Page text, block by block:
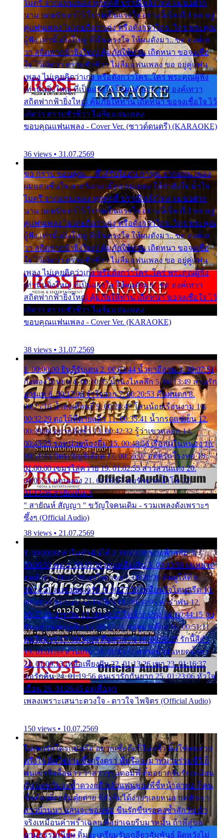
ไมตรี จากแฟนเพลง ทุกทุกที่ ปราณีหลั่งไหล ผมขอฝาก
นาม ยอดรักเอาไว้ โปรดเป็นแรงใจ อย่างนี้เรื่อยไป ขอ อยู่
คู่แฟนเพลง ไม่เคยคิดว่าเก่ง หรือดังกว่าใคร..ใคร พระคุณ
ผู้ฟัง เท่านั้นยิ่งใหญ่ ที่เป็นแรงใจ ให้ผมดังมา.. ขอ องค์เท
วา สถิตฟากฟ้ายิ่งใหญ่ คุ้มภัยให้ท่าน เถิดหนา ขอจงเชื่อ
ใจ ไว้เถิดว่า ตราบชั่วชีวา ไม่ลืมแฟนเพลง ขอ อยู่คู่แฟน
เพลง ไม่เคยคิดว่าเก่ง หรือดังกว่าใคร..ใคร พระคุณผู้ฟัง
เท่านั้นยิ่งใหญ่ ที่เป็นแรงใจ ให้ผมดังมา.. ขอ องค์เทวา
สถิตฟากฟ้ายิ่งใหญ่ คุ้มภัยให้ท่าน เถิดหนา ขอจงเชื่อใจ ไว้
เถิดว่า ตราบชั่วชีวา ไม่ลืมแฟนเพลง
ขอบคุณแฟนเพลง - Cover Ver. (ซาวด์ดนตรี) (KARAOKE)
36 views • 31.07.2569
ขอ กราบ ขอบคุณ.... ที่ได้รับไออุ่น การุณ จากแฟน เพลง
ผมแสนชื่นใจ หายวังเวง เมื่อแฟนเพลง ให้กำลังใจ น้ำใจ
ไมตรี จากแฟนเพลง ทุกทุกที่ ปราณีหลั่งไหล ผมขอฝาก
นาม ยอดรักเอาไว้ โปรดเป็นแรงใจ อย่างนี้เรื่อยไป ขอ อยู่
คู่แฟนเพลง ไม่เคยคิดว่าเก่ง หรือดังกว่าใคร..ใคร พระคุณ
ผู้ฟัง เท่านั้นยิ่งใหญ่ ที่เป็นแรงใจ ให้ผมดังมา.. ขอ องค์เท
วา สถิตฟากฟ้ายิ่งใหญ่ คุ้มภัยให้ท่าน เถิดหนา ขอจงเชื่อ
ใจ ไว้เถิดว่า ตราบชั่วชีวา ไม่ลืมแฟนเพลง ขอ อยู่คู่แฟน
เพลง ไม่เคยคิดว่าเก่ง หรือดังกว่าใคร..ใคร พระคุณผู้ฟัง
เท่านั้นยิ่งใหญ่ ที่เป็นแรงใจ ให้ผมดังมา.. ขอ องค์เทวา
สถิตฟากฟ้ายิ่งใหญ่ คุ้มภัยให้ท่าน เถิดหนา ขอจงเชื่อใจ ไว้
เถิดว่า ตราบชั่วชีวา ไม่ลืมแฟนเพลง
ขอบคุณแฟนเพลง - Cover Ver. (KARAOKE)
38 views • 31.07.2569
1. 00:00:00 ยินดีรับเดน 2. 00:03:44 น้ำตาอีสาน 3. 00:07:51
กิ่งทองใบหยก 4. 00:10:35 น้ำนิ่งไหลลึก 5. 00:13:49 ลานรัก
ลานเท 6. 00:17:06 จำใจจาก 7. 00:20:53 คืนฝนตก 8.
00:25:16 น้ำลงเดือนยี่ 9. 00:28:47 โสนน้อยเรือนงาม 10.
00:32:29 ตอไม้ที่ตายแล้ว 11. 00:35:41 น้ำกรดแช่เย็น 12.
00:39:08 อยากฟังซ้ำ 13. 00:42:32 รู้ว่าเขาหลอก 14.
00:45:25 รอหน่อยน้องติ๋ม 15. 00:48:56 เรือล่มในหนอง 16.
00:51:43 บัตรเชิญสีเลือด 17. 00:56:07 อดีตรักโรงทอ 18.
01:00:00 เขมรไล่ควาย 19. 01:02:55 สาวสวนแตง 20.
01:05:51 แอบมอง 21. 01:09:27 พบรักปากน้ำโพ 22.
01:13:06 สายัณห์เมา
" สายัณห์ สัญญา " ขวัญใจคนเดิม - รวมเพลงดังเพราะๆ
ซึ้งๆ (Official Audio)
38 views • 21.07.2569
1. 00:00:00 ทำไมทำฉันได้ 2. 00:03:20 นางฟ้าสลัม 3.
00:06:50 คน 4. 00:10:36 บุญเหลือเกิน 5. 00:13:58 ฝนหยาด
สุดท้าย 6. 00:17:30 ยาใจยาจก 7. 00:20:30 คิดดูให้ดี 8.
00:24:21 ลบรอยแผลรัก 9. 00:27:35 เหมือนใจโดนกรีด 10.
00:30:54 ขบวนการเปาเปียว 11. 00:34:05 คำรำพัน 12.
00:37:20 ปาหนัน 13. 00:40:37 ใจเจ้ากรรม 14. 00:44:15 จูบ
ฉันแล้วจงตายเสีย 15. 00:47:24 ขอสูมาเต๊อะ 16. 00:51:11
คนใจมาร 17. 00:54:50 คืนทรมาน 18. 00:58:25 รักนี้สีดำ
19. 01:01:44 ส่วนเกิน 20. 01:05:42 หยาดน้ำฝนหยดน้ำตา
21. 01:09:13 เหลือเพียงฝัน 22. 01:13:26 เขา 23. 01:16:37
ขอรักคืน 24. 01:19:56 คนเรารักกันยาก 25. 01:23:06 หัวใจ
เถื่อน 26. 01:26:45 อยู่เพื่อลูก
เพลงเพราะเสนาะดวงใจ - ดาวใจ ไพจิตร (Official Audio)
150 views • 10.07.2569
ไม่เคยรักใครแน่หรือ อยากเชื่อถือก็ไม่กล้า ติ๋มใช่คนสวย
ตรึงใจ ติ๋มใช่งามซึ้งตรึงตรา พี่หรือจะมาหมายร่วมชีวี ก็
คนเขาลืออื้อฉาว ว่าสาวๆรุมตอมพี่ ติ๋มอยากรับรักเหมือน
กัน แต่หวั่นจะช้ำดวงฤดี กลัวแฟนของพี่ชี้หน้าด่าทอ ก็คน
ชื่อต๋อยต้อยตุ้มตุ๋ยต่าย พี่ยังลืมได้ง่ายๆเลยหนอ แค่ตัวเรา
สาวบ้านนา แสนจะซอมซ่อ ขืนรักขืนรอคงช้ำสักวัน ถ้า
จริงเหมือนคำพร่ำเฉลย พี่อย่าเฉยรีบมาหมั้น ถ้าพี่สู่ขอ
ตามธรรมเนียม ติ๋มจะเตรียมรับเกลียวสัมพันธ์ ผิดหวังไม่